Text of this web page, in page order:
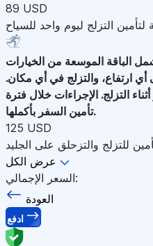
89 USD
التزلج ليوم واحد للسياح
الباقة الموسعة من الخيارات
ارتفاع، والتزلج في أي مكان.
التزلج. الإجراءات خلال فترة
تأمين السفر بأكملها.
125 USD
للتزلج والتزحلق على الجليد
عرض الكل
السعر الإجمالي:
العودة
ادفع